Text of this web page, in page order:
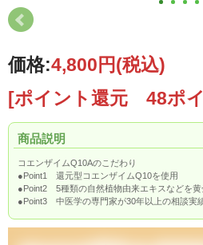
価格:4,800円(税込)
[ポイント還元 48ポ
商品説明
コエンザイムQ10Aのこだわり
●Point1 還元型コエンザイムQ10を使用
●Point2 5種類の自然植物由来エキスなどを黄
●Point3 中医学の専門家が30年以上の相談実